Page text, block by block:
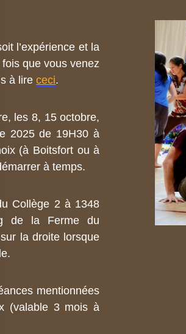
l’expérience et la
que vous venez
à lire ceci.
les 8, 15 octobre,
2025 de 19H30 à
(à Boitsfort ou à
à temps.
Collège 2 à 1348
de la Ferme du
la droite lorsque
mentionnées
(valable 3 mois à